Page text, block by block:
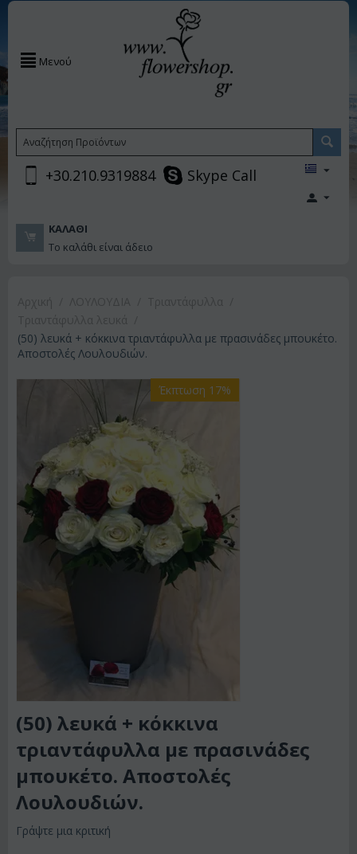
Μενού
+30.210.9319884 Skype Call
ΚΑΛΆΘΙ
Το καλάθι είναι άδειο
(50) λευκά + κόκκινα τριαντάφυλλα με πρασινάδες μπουκέτο.
Αποστολές Λουλουδιών.
Έκπτωση 17%
(50) λευκά + κόκκινα
τριαντάφυλλα με πρασινάδες
μπουκέτο. Αποστολές
Λουλουδιών.
Γράψτε μια κριτική